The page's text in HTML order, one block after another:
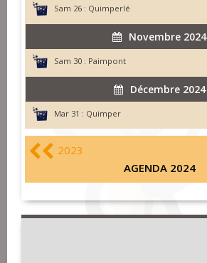
Sam 26 : Quimperlé
Novembre 2024
Sam 30 : Paimpont
Décembre 2024
Mar 31 : Quimper
2023
AGENDA 2024